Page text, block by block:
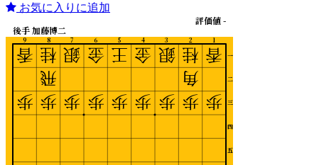
お気に入りに追加
1
2
3
4
5
6
7
8
9
一
二
三
四
五
後手 加藤博二
評価値 -
香
歩
桂
角
歩
銀
歩
金
歩
王
歩
金
歩
銀
歩
桂
飛
歩
香
歩